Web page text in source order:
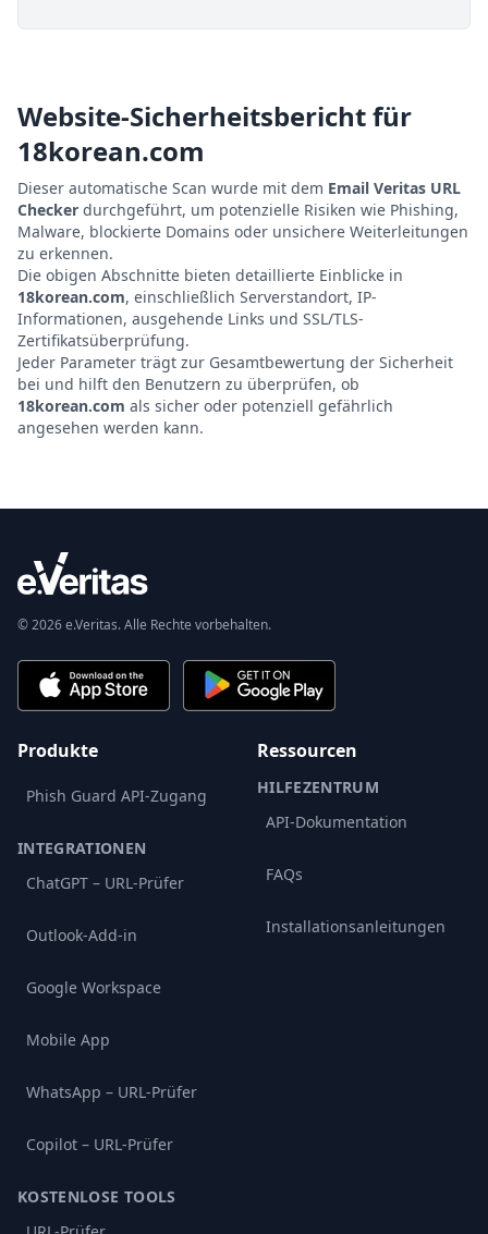
Website-Sicherheitsbericht für
18korean.com
Dieser automatische Scan wurde mit dem Email Veritas URL
Checker durchgeführt, um potenzielle Risiken wie Phishing,
Malware, blockierte Domains oder unsichere Weiterleitungen
zu erkennen.
Die obigen Abschnitte bieten detaillierte Einblicke in
18korean.com, einschließlich Serverstandort, IP-
Informationen, ausgehende Links und SSL/TLS-
Zertifikatsüberprüfung.
Jeder Parameter trägt zur Gesamtbewertung der Sicherheit
bei und hilft den Benutzern zu überprüfen, ob
18korean.com als sicher oder potenziell gefährlich
angesehen werden kann.
© 2026 e.Veritas. Alle Rechte vorbehalten.
Produkte
Phish Guard API-Zugang
INTEGRATIONEN
ChatGPT – URL-Prüfer
Outlook-Add-in
Google Workspace
Mobile App
WhatsApp – URL-Prüfer
Copilot – URL-Prüfer
KOSTENLOSE TOOLS
Ressourcen
HILFEZENTRUM
API-Dokumentation
FAQs
Installationsanleitungen